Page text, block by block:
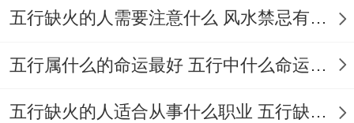
至关重要。当日得值神还有星宿吉凶马上作
日子.如十二月二十九日值神天德为黄道吉
日，虽六曜为佛灭，但整体利开业！
五行缺火的人需要注意什么 风水禁忌有哪些
五行属什么的命运最好 五行中什么命运势旺盛
五行缺火的人适合从事什么职业 五行缺火的人适合从事的职业有哪些